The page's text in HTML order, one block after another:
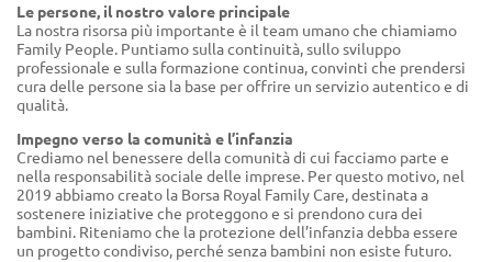
Le persone, il nostro valore principale
La nostra risorsa più importante è il team umano che chiamiamo
Family People. Puntiamo sulla continuità, sullo sviluppo
professionale e sulla formazione continua, convinti che prendersi
cura delle persone sia la base per offrire un servizio autentico e di
qualità.
Impegno verso la comunità e l’infanzia
Crediamo nel benessere della comunità di cui facciamo parte e
nella responsabilità sociale delle imprese. Per questo motivo, nel
2019 abbiamo creato la Borsa Royal Family Care, destinata a
sostenere iniziative che proteggono e si prendono cura dei
bambini. Riteniamo che la protezione dell’infanzia debba essere
un progetto condiviso, perché senza bambini non esiste futuro.